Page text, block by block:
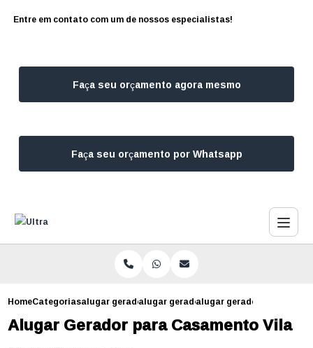
Entre em contato com um de nossos especialistas!
Faça seu orçamento agora mesmo
Faça seu orçamento por Whatsapp
HomeCategoriasalugar geradoresalugar gerador de energia
alugar gerador para
Alugar Gerador para Casamento Vila